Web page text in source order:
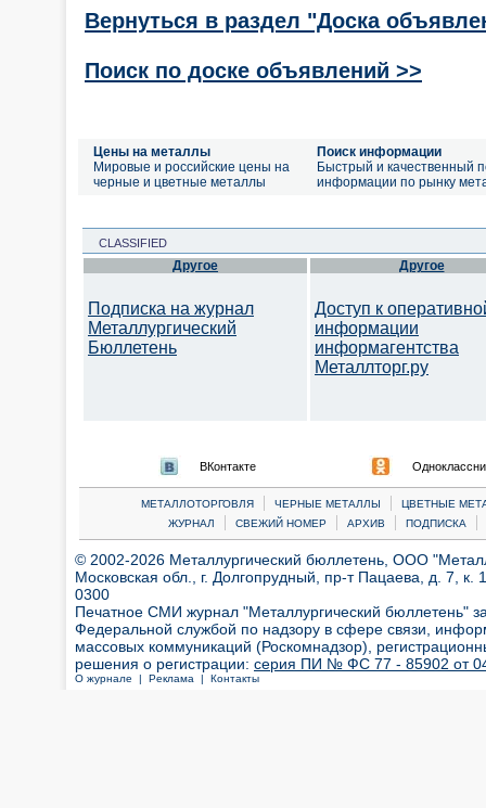
Вернуться в раздел "Доска
Поиск по доске объявлений >>
Цены на металлы
Мировые и российские цены на
черные и цветные металлы
Поиск информации
Быстрый и качественный
информации по рынку
CLASSIFIED
Другое
Подписка на журнал
Металлургический
Бюллетень
Другое
Доступ к
информации
информагентства
Металлторг.ру
ВКонтакте
МЕТАЛЛОТОРГОВЛЯ | ЧЕРНЫЕ МЕТАЛЛЫ |
ЦВЕТНЫЕ
ЖУРНАЛ
| СВЕЖИЙ НОМЕР | АРХИВ | ПОДПИСКА |
© 2002-2026 Металлургический бюллетень, ООО
Московская обл., г. Долгопрудный, пр-т Пацаева, д. 7,
0300
Печатное СМИ журнал "Металлургический бюллетень"
Федеральной службой по надзору в сфере связи,
массовых коммуникаций (Роскомнадзор),
решения о регистрации: серия ПИ № ФС 77 - 85902 от 04
О журнале | Реклама | Контакты